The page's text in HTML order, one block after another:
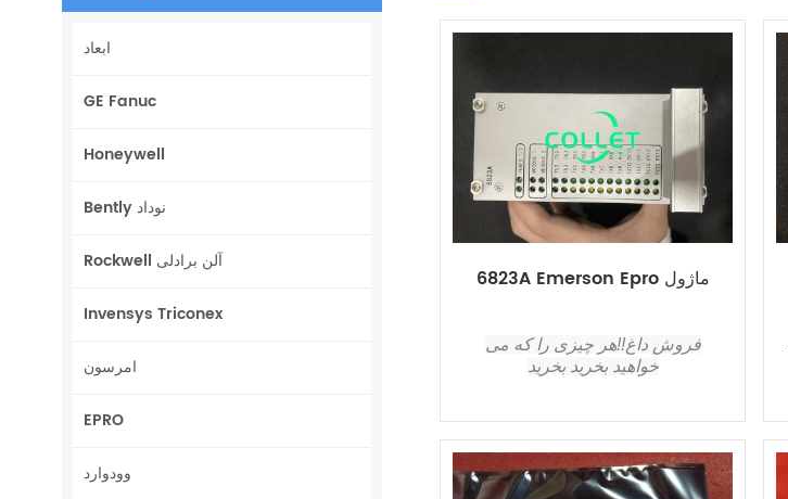
6823A Emerson Epro ماژول
فروش داغ!!هر چیزی را که می
خواهید بخرید بخرید
ابعاد
GE Fanuc
Honeywell
Bently نوداد
Rockwell آلن برادلی
Invensys Triconex
امرسون
EPRO
وودوارد